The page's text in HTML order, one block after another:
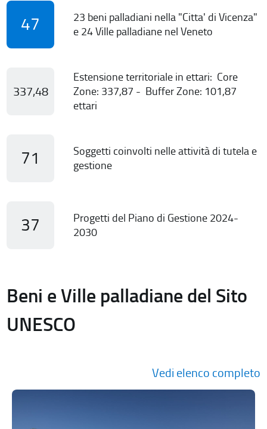
47
23 beni palladiani nella "Citta' di Vicenza"
e 24 Ville palladiane nel Veneto
337,48
Estensione territoriale in ettari: Core
Zone: 337,87 - Buffer Zone: 101,87
ettari
71
Soggetti coinvolti nelle attività di tutela e
gestione
37
Progetti del Piano di Gestione 2024-
2030
Beni e Ville palladiane del Sito
UNESCO
Vedi elenco completo